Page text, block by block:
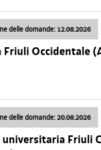
delle domande: 12.08.2026
Occidentale
delle domande: 20.08.2026
Friuli